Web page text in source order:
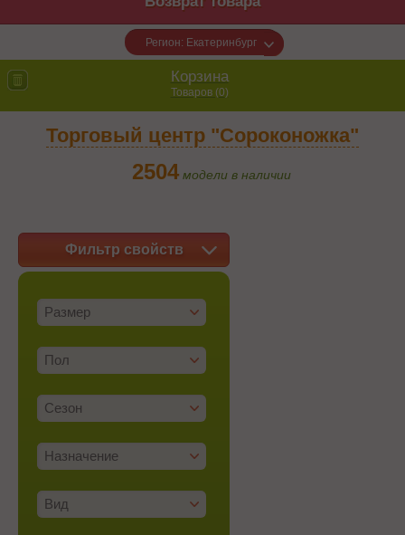
Регион: Екатеринбург
Корзина
Товаров (0)
Торговый центр "Сороконожка"
2504 модели в наличии
Фильтр свойств
Размер
Пол
Сезон
Назначение
Вид